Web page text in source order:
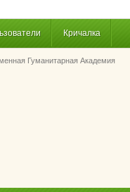
Кричалка
Гуманитарная Академия